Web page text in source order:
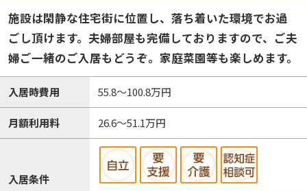
施設は閑静な住宅街に位置し、落ち着いた環境でお過
ごし頂けます。夫婦部屋も完備しておりますので、ご夫
婦ご一緒のご入居もどうぞ。家庭菜園等も楽しめます。
入居時費用 55.8～100.8万円
月額利用料 26.6～51.1万円
入居条件